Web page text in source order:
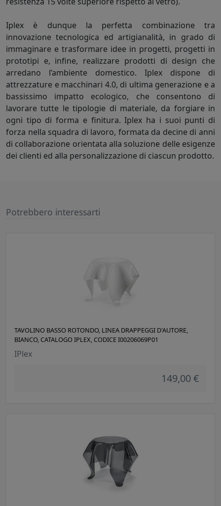
Iplex è dunque la perfetta combinazione tra
innovazione tecnologica ed artigianalità, in grado di
immaginare e trasformare idee in progetti, progetti in
prototipi e, infine, realizzare prodotti di design che
arredano l’ambiente domestico. Iplex dispone di
attrezzature e macchinari 4.0, di ultima generazione e a
bassissimo impatto ecologico, che consentono di
lavorare tutte le tipologie di materiale, da forgiare in
ogni tipo di forma e finitura. Iplex ha i suoi punti di
forza nella squadra di lavoro, formata da decine di anni
di collaborazione orientata alla soluzione delle esigenze
dei clienti ed alla personalizzazione di ciascun prodotto.
Potrebbero interessarti
TAVOLINO BASSO ROTONDO, LINEA DRAPPEGGI D'AUTORE,
BIANCO, CATALOGO IPLEX, CODICE I00206069P01
IPlex
149,00 €